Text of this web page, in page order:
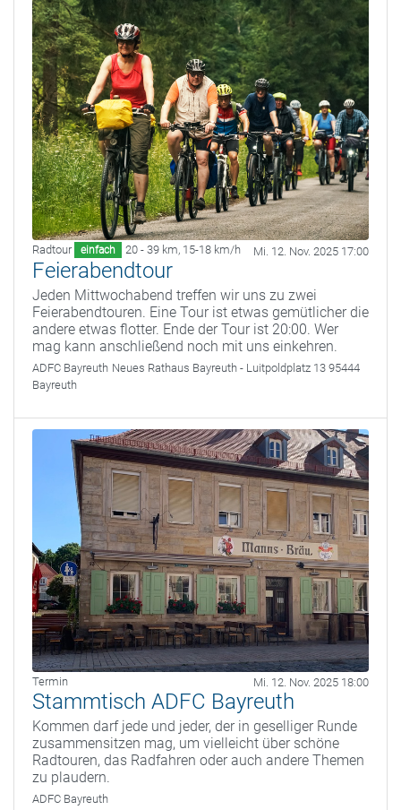
Radtour einfach 20 - 39 km, 15-18 km/h Mi. 12. Nov. 2025 17:00
Feierabendtour
Jeden Mittwochabend treffen wir uns zu zwei
Feierabendtouren. Eine Tour ist etwas gemütlicher die
andere etwas flotter. Ende der Tour ist 20:00. Wer
mag kann anschließend noch mit uns einkehren.
ADFC Bayreuth Neues Rathaus Bayreuth - Luitpoldplatz 13 95444
Bayreuth
Termin Mi. 12. Nov. 2025 18:00
Stammtisch ADFC Bayreuth
Kommen darf jede und jeder, der in geselliger Runde
zusammensitzen mag, um vielleicht über schöne
Radtouren, das Radfahren oder auch andere Themen
zu plaudern.
ADFC Bayreuth